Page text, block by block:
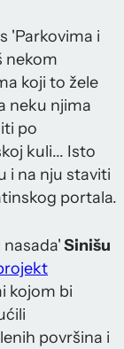
'Parkovima i
nekom
koji to žele
neku njima
po
kuli... Isto
i na nju staviti
portala.
Sinišu
kojom bi
površina i